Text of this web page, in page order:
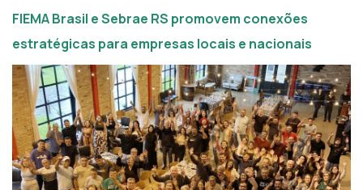
FIEMA Brasil e Sebrae RS promovem conexões
estratégicas para empresas locais e nacionais